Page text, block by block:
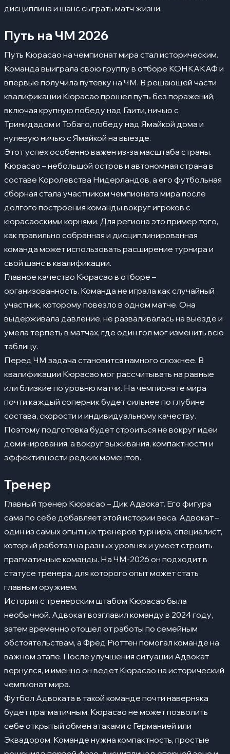
дисциплина и шанс сыграть матч жизни.
Путь на ЧМ 2026
Путь Кюрасао на чемпионат мира стал историческим.
Команда выиграла свою группу в отборе КОНКАКАФ и
впервые получила путевку на ЧМ. В решающей части
квалификации Кюрасао прошел путь без поражений,
включая крупную победу над Гаити, ничью с
Тринидадом и Тобаго, победу над Ямайкой дома и
нулевую ничью с Ямайкой на выезде.
Этот успех особенно важен из-за масштаба страны.
Кюрасао – небольшой остров и автономная страна в
составе Королевства Нидерландов, а его футбольная
сборная стала участником чемпионата мира после
долгого построения команды вокруг игроков с
кюрасаоскими корнями. Для региона это пример того,
как правильно собранная и дисциплинированная
команда может использовать расширение турнира и
свой шанс в квалификации.
Главное качество Кюрасао в отборе –
организованность. Команда не играла как случайный
участник, которому повезло в одном матче. Она
выдерживала давление, не разваливалась на выезде и
умела терпеть в матчах, где один гол мог изменить всю
таблицу.
Перед ЧМ задача становится намного сложнее. В
квалификации Кюрасао мог рассчитывать на равные
или близкие по уровню матчи. На чемпионате мира
почти каждый соперник будет сильнее по глубине
состава, скорости и индивидуальному качеству.
Поэтому подготовка будет строиться не вокруг идеи
доминирования, а вокруг выживания, компактности и
эффективности редких моментов.
Тренер
Главный тренер Кюрасао – Дик Адвокат. Его фигура
сама по себе добавляет этой истории веса. Адвокат –
один из самых опытных тренеров турнира, специалист,
который работал на разных уровнях и умеет строить
прагматичные команды. На ЧМ-2026 он подходит в
статусе тренера, для которого опыт может стать
главным оружием.
История с тренерским штабом Кюрасао была
необычной. Адвокат возглавил команду в 2024 году,
затем временно отошел от работы по семейным
обстоятельствам, а Фред Рюттен помогал команде на
важном этапе. После улучшения ситуации Адвокат
вернулся, и именно он ведет Кюрасао на исторический
чемпионат мира.
Футбол Адвоката в такой команде почти наверняка
будет прагматичным. Кюрасао не может позволить
себе открытый обмен атаками с Германией или
Эквадором. Команде нужна компактность, простые